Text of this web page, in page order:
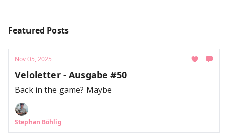
Featured Posts
Nov 05, 2025
Veloletter - Ausgabe #50
Back in the game? Maybe
Stephan Böhlig